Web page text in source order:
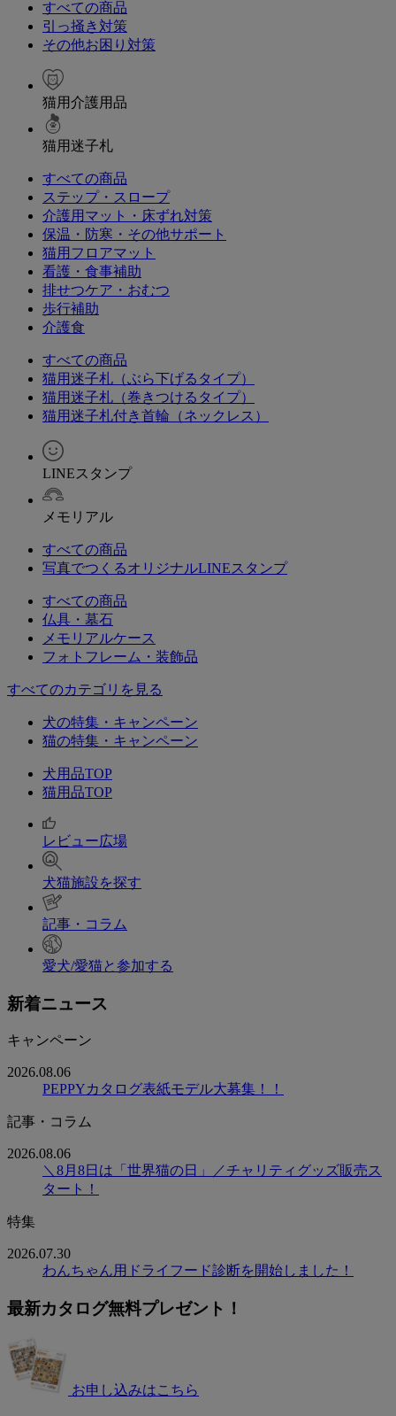
すべての商品
引っ掻き対策
その他お困り対策
猫用介護用品
猫用迷子札
すべての商品
ステップ・スロープ
介護用マット・床ずれ対策
保温・防寒・その他サポート
猫用フロアマット
看護・食事補助
排せつケア・おむつ
歩行補助
介護食
すべての商品
猫用迷子札（ぶら下げるタイプ）
猫用迷子札（巻きつけるタイプ）
猫用迷子札付き首輪（ネックレス）
LINEスタンプ
メモリアル
すべての商品
写真でつくるオリジナルLINEスタンプ
すべての商品
仏具・墓石
メモリアルケース
フォトフレーム・装飾品
すべてのカテゴリを見る
犬の特集・キャンペーン
猫の特集・キャンペーン
犬用品TOP
猫用品TOP
レビュー広場
犬猫施設を探す
記事・コラム
愛犬/愛猫と参加する
新着ニュース
キャンペーン
2026.08.06
PEPPYカタログ表紙モデル大募集！！
記事・コラム
2026.08.06
＼8月8日は「世界猫の日」／チャリティグッズ販売ス
タート！
特集
2026.07.30
わんちゃん用ドライフード診断を開始しました！
最新カタログ無料プレゼント！
お申し込みはこちら